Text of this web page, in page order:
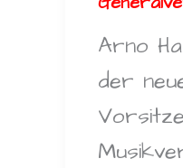
Arno
der